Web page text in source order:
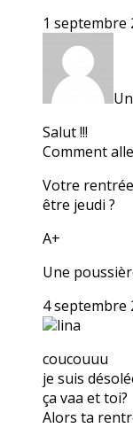
1 septembre
Salut !!!
Comment
Votre
être jeudi ?
A+
Une
4 septembre
lina
coucouuu
je suis
ça vaa et toi?
Alors ta